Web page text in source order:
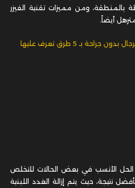
بالمنطقة، ومن مميزات تقنية الفيزر
أيضاً.
جراحة بـ 5 طرق تعرف عليها
الأنسجة المرتخية، وشفط دهون الثدي
تناسب الحالات الشديدة من التثدي
أخرى.